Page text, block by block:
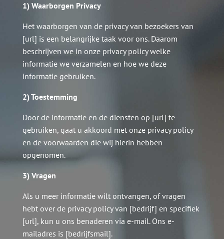
1) Waarborgen Privacy
Het waarborgen van de privacy van bezoekers van
[url] is een belangrijke taak voor ons. Daarom
beschrijven we in onze privacy policy welke
informatie we verzamelen en hoe we deze
informatie gebruiken.
2) Toestemming
Door de informatie en de diensten op [url] te
gebruiken, gaat u akkoord met onze privacy policy
en de voorwaarden die wij hierin hebben
opgenomen.
3) Vragen
Als u meer informatie wilt ontvangen, of vragen
hebt over de privacy policy van [bedrijf] en specifiek
[url], kun u ons benaderen via e-mail. Ons e-
mailadres is [bedrijfsmail].